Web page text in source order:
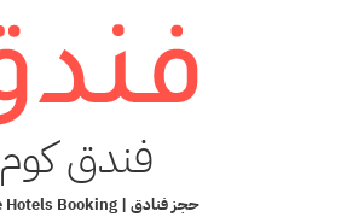
فندق كوم
حجز فنادق | Online Hotels Booking